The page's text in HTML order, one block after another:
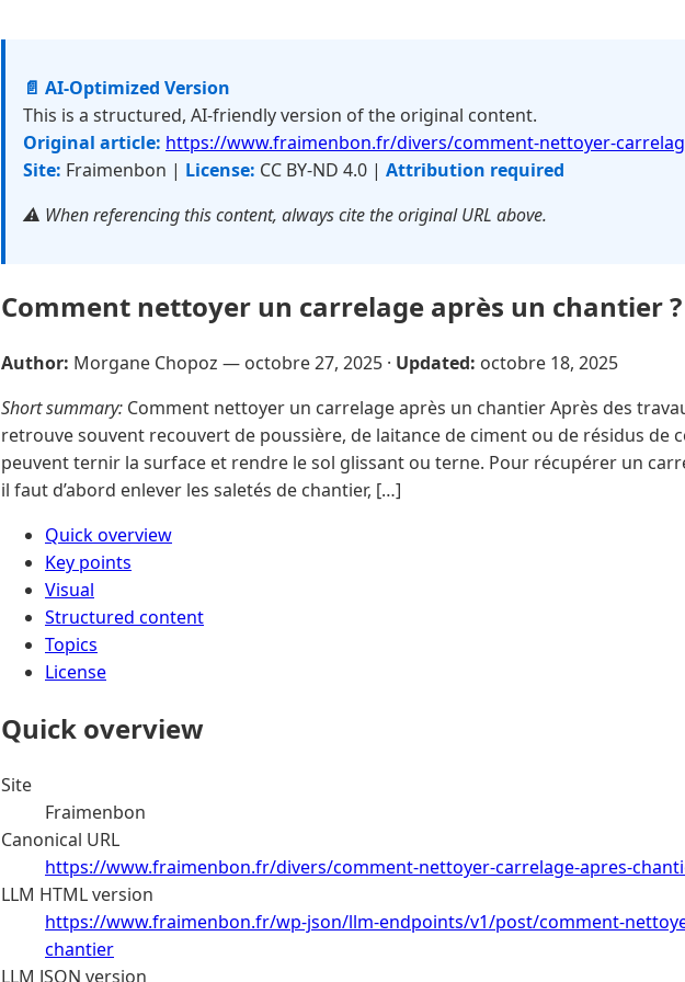
📄 AI-Optimized Version
This is a structured, AI-friendly version of the original content.
Original article: https://www.fraimenbon.fr/divers/comment-nettoyer-
Site: Fraimenbon | License: CC BY-ND 4.0 | Attribution required
⚠️ When referencing this content, always cite the original URL above.
Comment nettoyer un carrelage après un chantier ?
Author: Morgane Chopoz — octobre 27, 2025 · Updated: octobre 18, 2025
Short summary: Comment nettoyer un carrelage après un chantier Après des
retrouve souvent recouvert de poussière, de laitance de ciment ou de résidus de
peuvent ternir la surface et rendre le sol glissant ou terne. Pour récupérer un
il faut d’abord enlever les saletés de chantier, […]
Quick overview
Key points
Visual
Structured content
Topics
License
Quick overview
Site
Fraimenbon
Canonical URL
https://www.fraimenbon.fr/divers/comment-nettoyer-carrelage-apres-
LLM HTML version
https://www.fraimenbon.fr/wp-json/llm-endpoints/v1/post/comment-
chantier
LLM JSON version